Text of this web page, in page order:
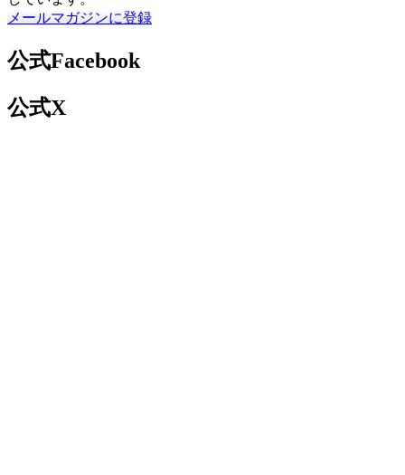
メールマガジンに登録
公式Facebook
公式X